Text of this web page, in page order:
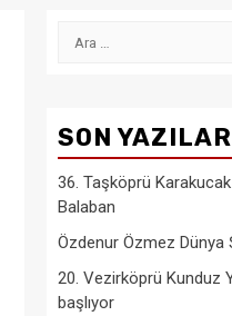
Arama:
SON YAZILAR
36. Taşköprü
Balaban
Özdenur Özmez Dünya
20. Vezirköprü Kunduz
başlıyor